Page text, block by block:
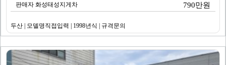
판매자 화성태성지게차 790만원
두산 | 모델명직접입력 | 1998년식 | 규격문의